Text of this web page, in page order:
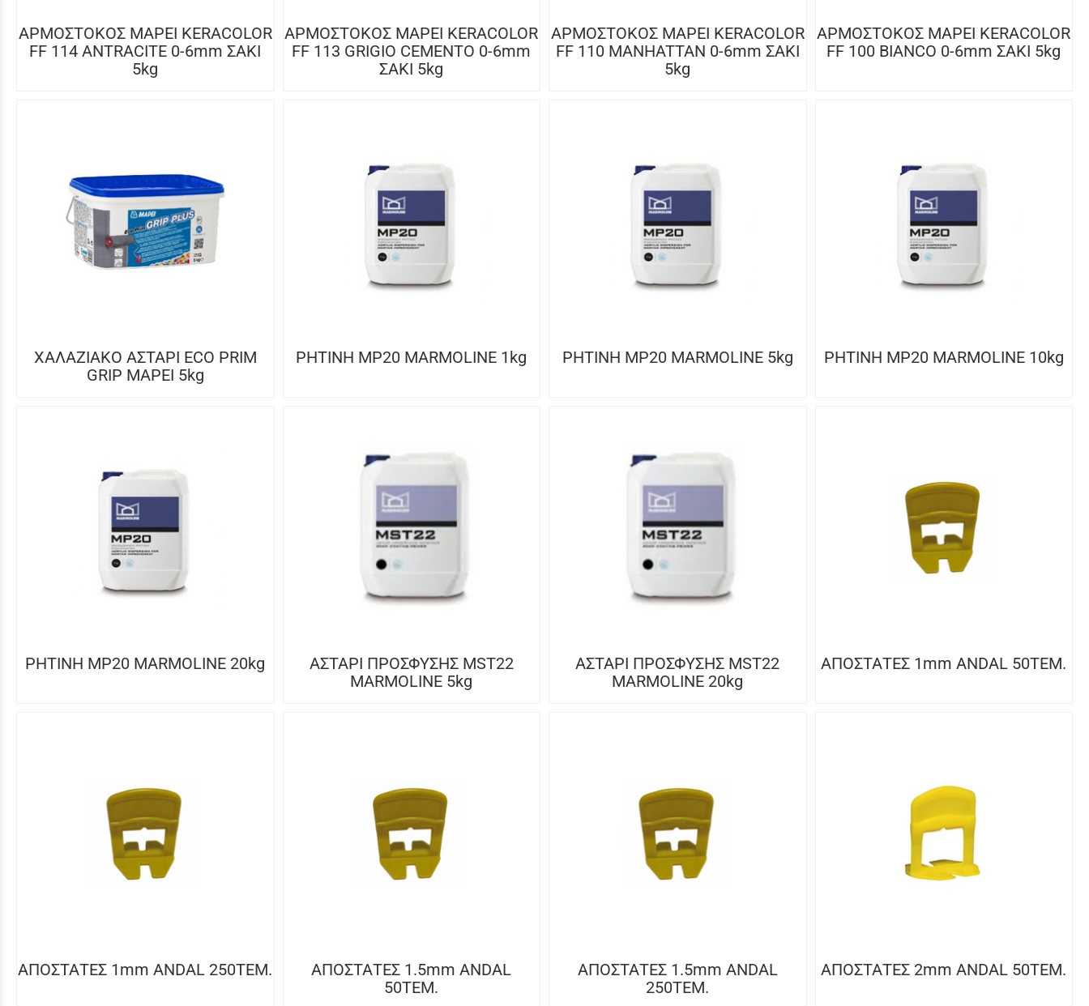
ΑΡΜΟΣΤΟΚΟΣ MAPEI KERACOLOR
FF 114 ANTRACITE 0-6mm ΣΑΚΙ
5kg
ΑΡΜΟΣΤΟΚΟΣ MAPEI KERACOLOR
FF 113 GRIGIO CEMENTO 0-6mm
ΣΑΚΙ 5kg
ΑΡΜΟΣΤΟΚΟΣ MAPEI KERACOLOR
FF 110 MANHATTAN 0-6mm ΣΑΚΙ
5kg
ΑΡΜΟΣΤΟΚΟΣ MAPEI KERACOLOR
FF 100 BIANCO 0-6mm ΣΑΚΙ 5kg
ΧΑΛΑΖΙΑΚΟ ΑΣΤΑΡΙ ECO PRIM
GRIP MAPEI 5kg
ΡΗΤΙΝΗ MP20 MARMOLINE 1kg ΡΗΤΙΝΗ MP20 MARMOLINE 5kg ΡΗΤΙΝΗ MP20 MARMOLINE 10kg
ΡΗΤΙΝΗ MP20 MARMOLINE 20kg
ΑΣΤΑΡΙ ΠΡΟΣΦΥΣΗΣ MST22
MARMOLINE 5kg
ΑΣΤΑΡΙ ΠΡΟΣΦΥΣΗΣ MST22
MARMOLINE 20kg
ΑΠΟΣΤΑΤΕΣ 1mm ANDAL 50ΤΕΜ.
ΑΠΟΣΤΑΤΕΣ 1mm ANDAL 250ΤΕΜ.
ΑΠΟΣΤΑΤΕΣ 1.5mm ANDAL
50ΤΕΜ.
ΑΠΟΣΤΑΤΕΣ 1.5mm ANDAL
250ΤΕΜ.
ΑΠΟΣΤΑΤΕΣ 2mm ANDAL 50ΤΕΜ.